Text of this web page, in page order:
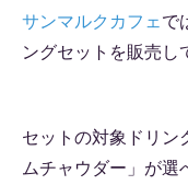
サンマルクカフェ で
ングセットを販売し
セットの対象ドリン
ムチャウダー」が選